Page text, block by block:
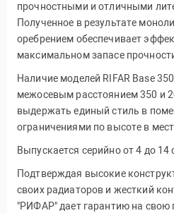
прочностными и отличными
Полученное в результате
оребрением обеспечивает
максимальном запасе
Наличие моделей RIFAR Base
межосевым расстоянием 350 и
выдержать единый стиль в
ограничениями по высоте в
Выпускается серийно от 4 до 14
Подтверждая высокие
своих радиаторов и жесткий
"РИФАР" дает гарантию на свою